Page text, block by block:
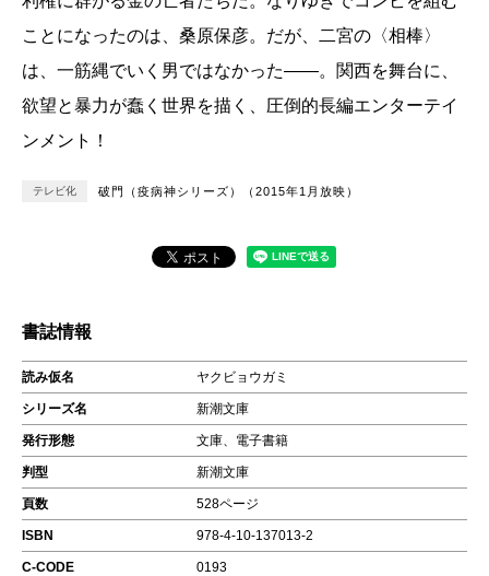
ことになったのは、桑原保彦。だが、二宮の〈相棒〉
は、一筋縄でいく男ではなかった――。関西を舞台に、
欲望と暴力が蠢く世界を描く、圧倒的長編エンターテイ
ンメント！
テレビ化 破門（疫病神シリーズ）（2015年1月放映）
書誌情報
読み仮名 ヤクビョウガミ
シリーズ名 新潮文庫
発行形態 文庫、電子書籍
判型 新潮文庫
頁数 528ページ
ISBN 978-4-10-137013-2
C-CODE 0193